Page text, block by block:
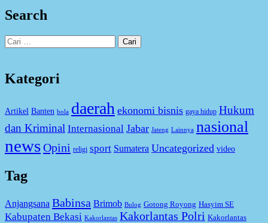
Search
Cari
untuk:
Kategori
Artikel Banten bola daerah ekonomi bisnis gaya hidup Hukum
dan Kriminal Internasional Jabar Jateng Lainnya nasional
newsOpini religi sport Sumatera Uncategorized video
Tag
Anjangsana Babinsa Brimob Bulog Gotong Royong Hasyim SE
Kabupaten Bekasi Kakorlantas Kakorlantas Polri Kakorlantas